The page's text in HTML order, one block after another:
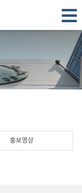
홍보영상